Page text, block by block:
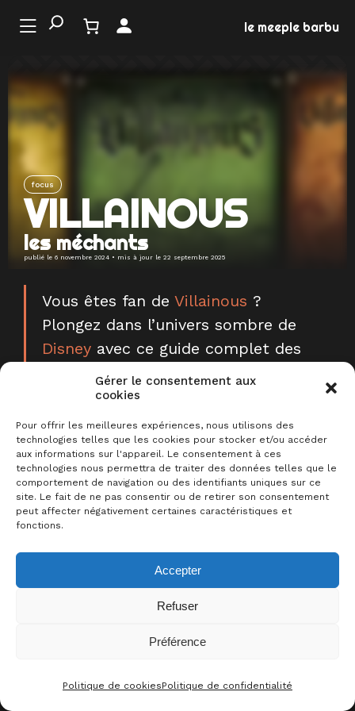
Gérer le consentement aux
cookies
Pour offrir les meilleures expériences, nous utilisons des
technologies telles que les cookies pour stocker et/ou accéder
aux informations sur l'appareil. Le consentement à ces
technologies nous permettra de traiter des données telles que le
comportement de navigation ou des identifiants uniques sur ce
site. Le fait de ne pas consentir ou de retirer son consentement
peut affecter négativement certaines caractéristiques et
fonctions.
Accepter
Refuser
Préférence
Politique de cookiesPolitique de confidentialité
LE
JEU
le meeple barbu
focus
VILLAINOUS
les méchants
publié le 6 novembre 2024 • mis à jour le 22 septembre 2025
Vous êtes fan de Villainous ?
Plongez dans l’univers sombre de
Disney avec ce guide complet des
Méchants
les plus célèbres.
Capitaine Crochet
Cruella d’Enfer
CONTACT
0